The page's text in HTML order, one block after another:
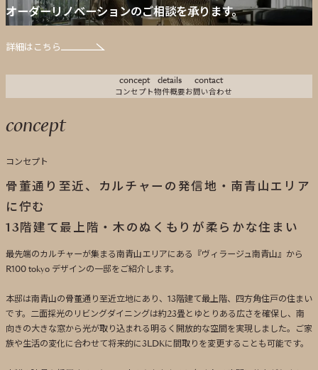
オーダーリノベーションのご相談を承ります。
詳細はこちら
concept
コンセプト
details
物件概要
contact
お問い合わせ
concept
コンセプト
骨董通り至近、カルチャーの発信地・南青山エリア
に佇む
13階建て最上階・木のぬくもりが柔らかな住まい
最先端のカルチャーが集まる南青山エリアにある『ヴィラージュ南青山』から
R100 tokyo デザインの一邸をご紹介します。
本邸は南青山の骨董通り至近立地にあり、13階建て最上階、四方角住戸の住まい
です。二面採光のリビングダイニングは約23畳とゆとりある広さを確保し、南
向きの大きな窓から光が取り込まれる明るく開放的な空間を実現しました。ご家
族や生活の変化に合わせて将来的に3LDKに間取りを変更することも可能です。